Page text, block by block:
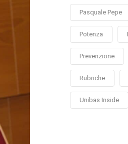
Pasquale Pepe
Potenza
Prevenzione
Rubriche
Unibas Inside